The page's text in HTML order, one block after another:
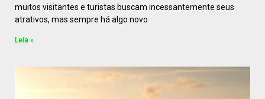
muitos visitantes e turistas buscam incessantemente seus
atrativos, mas sempre há algo novo
Leia »